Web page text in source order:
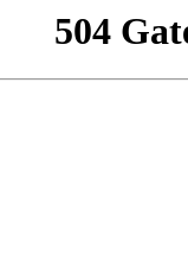
504